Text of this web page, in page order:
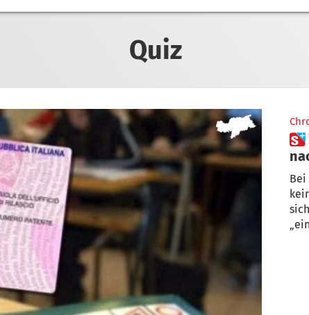
Quiz
 Führerscheinprüfung: Mann
Bei
sich laut Anklage bei den Quizfragen